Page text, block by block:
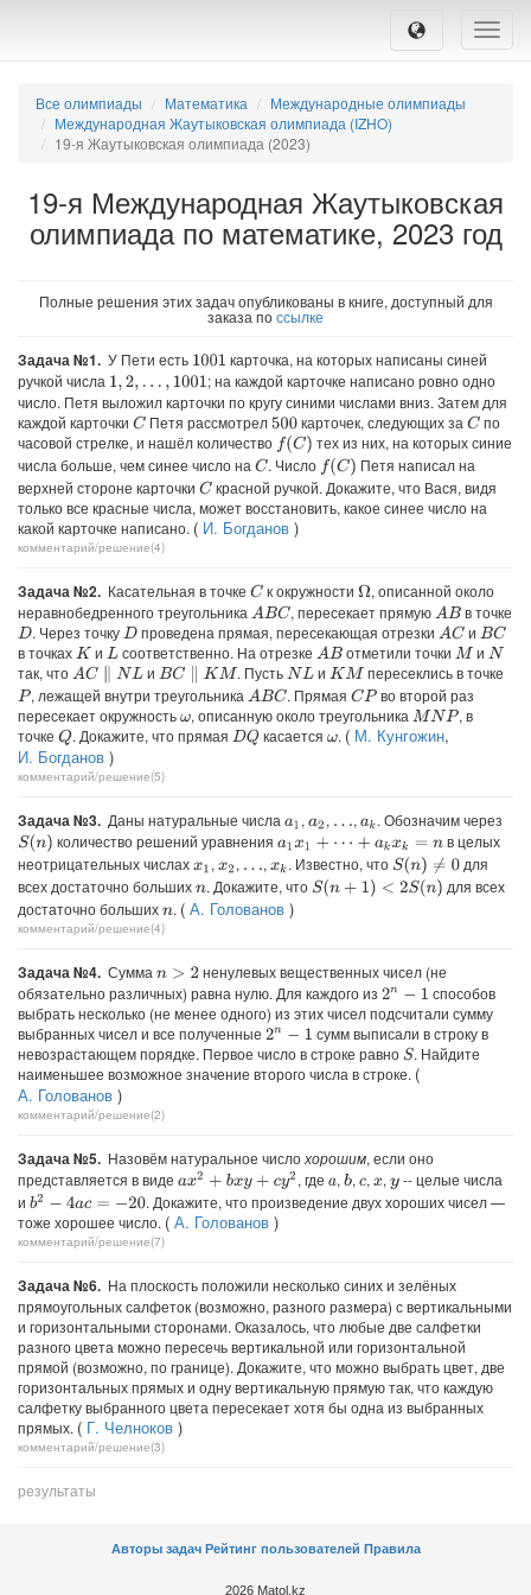
Toggle
Все олимпиады Математика
Международные олимпиады
Международная Жаутыковская олимпиада (IZHO)
19-я Жаутыковская олимпиада (2023)
19-я Международная Жаутыковская
олимпиада по математике, 2023 год
Полные решения этих задач опубликованы в книге, доступный для
заказа поссылке
Задача №1. У Пети есть 1001 карточка, на которых написаны синей
ручкой числа 1,2,… 1001
; на каждой карточке написано ровно одно
число. Петя выложил карточки по кругу синими числами вниз. Затем для
каждой карточки C Петя рассмотрел500 карточек, следующих заC по
часовой стрелке, и нашёл количествоf(C)
тех из них, на которых синие
числа больше, чем синее число на C. Числоf(C)
Петя написал на
верхней стороне карточки C красной ручкой. Докажите, что Вася, видя
только все красные числа, может восстановить, какое синее число на
какой карточке написано. ( И. Богданов )
комментарий/решение(4)
Задача №2. Касательная в точке C к окружностиΩ, описанной около
неравнобедренного треугольника ABC , пересекает прямуюAB в точке
D . Через точкуD проведена прямая, пересекающая отрезки AC и BC
в точкахK и Lсоответственно. На отрезке AB отметили точки M и N
так, чтоAC∥ L и BC∥ M . ПустьNL и KM
пересеклись в точке
P, лежащей внутри треугольника ABC . ПрямаяCP во второй раз
пересекает окружностьω, описанную около треугольника MNP
, в
точке Q. Докажите, что прямая DQ касаетсяω. ( М. Кунгожин,
И. Богданов )
комментарий/решение(5)
Задача №3. Даны натуральные числа a1,a2, , ak. Обозначим через
S(n) количество решений уравнения a1x1+⋯ + a k xk=n
в целых
неотрицательных числахx1, x2, ,xk . Известно, что S(n)≠ 0
для
всех достаточно большихn. Докажите, что S(n+ 1)<2S (n
для всех
достаточно большихn. ( А. Голованов)
комментарий/решение(4)
Задача №4. Сумма n> 2
ненулевых вещественных чисел (не
обязательно различных) равна нулю. Для каждого из 2n −1
способов
выбрать несколько (не менее одного) из этих чисел подсчитали сумму
выбранных чисел и все полученные 2n −1
сумм выписали в строку в
невозрастающем порядке. Первое число в строке равноS. Найдите
наименьшее возможное значение второго числа в строке. (
А. Голованов )
комментарий/решение(2)
Задача №5. Назовём натуральное числохорошим, если оно
представляется в виде ax2+ bx y+cy 2 , где a,b, c, x,y-- целые числа
и b2 −4 ac=− 20
. Докажите, что произведение двух хороших чисел —
тоже хорошее число. ( А. Голованов )
комментарий/решение(7)
Задача №6. На плоскость положили несколько синих и зелёных
прямоугольных салфеток (возможно, разного размера) с вертикальными
и горизонтальными сторонами. Оказалось, что любые две салфетки
разного цвета можно пересечь вертикальной или горизонтальной
прямой (возможно, по границе). Докажите, что можно выбрать цвет, две
горизонтальных прямых и одну вертикальную прямую так, что каждую
салфетку выбранного цвета пересекает хотя бы одна из выбранных
прямых. ( Г. Челноков )
комментарий/решение(3)
результаты
Авторы задач Рейтинг пользователей Правила
2026 Matol.kz